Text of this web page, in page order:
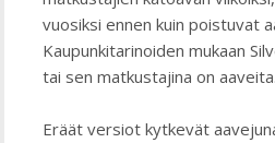
vuosiksi ennen kuin poistuvat
Kaupunkitarinoiden mukaan
tai sen matkustajina on aaveita.
Eräät versiot kytkevät